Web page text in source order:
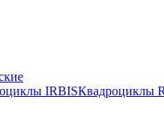
IRBISКвадроциклы